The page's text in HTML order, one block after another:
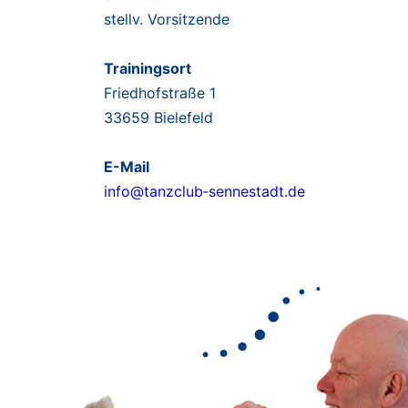
20 bis 21 Uhr
stellv. Vorsitzende
Trainingsort
Friedhofstraße 1
33659 Bielefeld
E-Mail
info@tanzclub‑sennestadt.de